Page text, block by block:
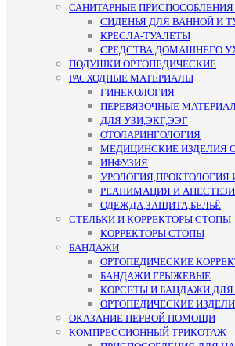
САНИТАРНЫЕ
СИДЕНЬЯ ДЛЯ ВАННОЙ И
КРЕСЛА-ТУАЛЕТЫ
СРЕДСТВА ДОМАШНЕГО
ПОДУШКИ ОРТОПЕДИЧЕСКИЕ
РАСХОДНЫЕ МАТЕРИАЛЫ
ГИНЕКОЛОГИЯ
ПЕРЕВЯЗОЧНЫЕ
ДЛЯ УЗИ,ЭКГ,ЭЭГ
ОТОЛАРИНГОЛОГИЯ
МЕДИЦИНСКИЕ ИЗДЕЛИЯ
ИНФУЗИЯ
РЕАНИМАЦИЯ И
ОДЕЖДА,ЗАЩИТА,БЕЛЬЁ
СТЕЛЬКИ И КОРРЕКТОРЫ СТОПЫ
КОРРЕКТОРЫ СТОПЫ
БАНДАЖИ
ОРТОПЕДИЧЕСКИЕ
БАНДАЖИ ГРЫЖЕВЫЕ
КОРСЕТЫ И БАНДАЖИ
ОРТОПЕДИЧЕСКИЕ
ОКАЗАНИЕ ПЕРВОЙ ПОМОЩИ
КОМПРЕССИОННЫЙ ТРИКОТАЖ